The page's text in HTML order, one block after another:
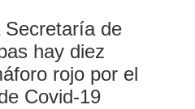
Secretaría de
hay diez
rojo por el
Covid-19